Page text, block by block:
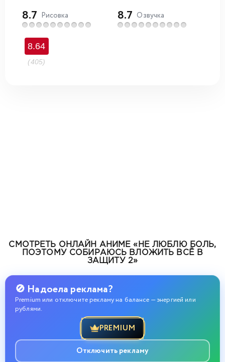
8.7 Рисовка 8.7 Озвучка
8.64
(405)
СМОТРЕТЬ ОНЛАЙН АНИМЕ «НЕ ЛЮБЛЮ БОЛЬ,
ПОЭТОМУ СОБИРАЮСЬ ВЛОЖИТЬ ВСЁ В
ЗАЩИТУ 2»
🚫 Надоела реклама?
Premium или отключите рекламу на балансе — энергией или
рублями.
PREMIUM
Отключить рекламу